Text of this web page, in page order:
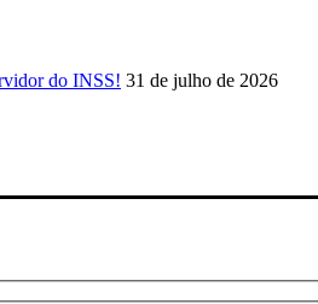
do INSS! 31 de julho de 2026